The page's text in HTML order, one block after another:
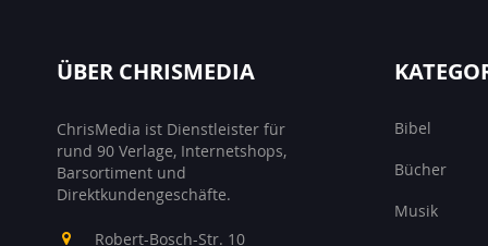
ÜBER CHRISMEDIA
ChrisMedia ist Dienstleister für
rund 90 Verlage, Internetshops,
Barsortiment und
Direktkundengeschäfte.
Robert-Bosch-Str. 10
Bibel
Bücher
Musik